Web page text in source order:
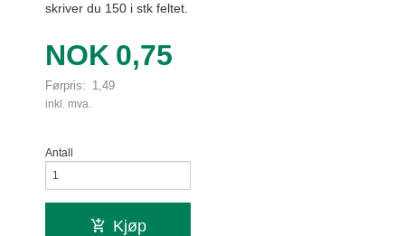
skriver du 150 i stk feltet.
Tilbud
NOK 0,75
Førpris: 1,49
Rabatt
inkl. mva.
Antall
Kjøp